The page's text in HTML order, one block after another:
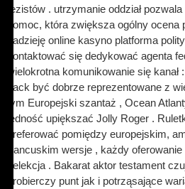
tezistów . utrzymanie oddział
pomoc, która zwiększa ogólny ocena
nadzieję online kasyno platforma
kontaktować się dedykować agenta
wielokrotna komunikowanie się
back być dobrze reprezentowane z
tym Europejski szantaż , Ocean
jedność upiększać Jolly Roger .
preferować pomiędzy europejskim,
francuskim wersje , każdy
selekcja . Bakarat aktor testament
probierczy punt jak i potrząsające